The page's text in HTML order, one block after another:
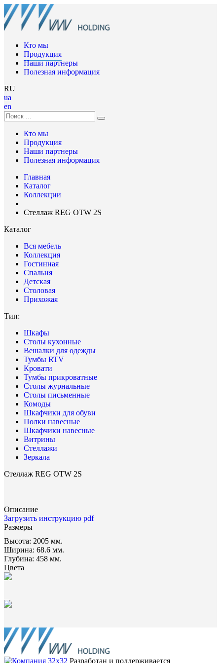
Кто мы
Продукция
Наши партнеры
Полезная информация
RU
ua
en
Кто мы
Продукция
Наши партнеры
Полезная информация
Главная
Каталог
Коллекции
Стеллаж REG OTW 2S
Каталог
Вся мебель
Коллекция
Гостинная
Спальня
Детская
Столовая
Прихожая
Тип:
Шкафы
Столы кухонные
Вешалки для одежды
Тумбы RTV
Кровати
Тумбы прикроватные
Столы журнальные
Столы письменные
Комоды
Шкафчики для обуви
Полки навесные
Шкафчики навесные
Витрины
Стеллажи
Зеркала
Стеллаж REG OTW 2S
Описание
Загрузить инструкцию pdf
Размеры
Высота: 2005 мм.
Ширина: 68.6 мм.
Глубина: 458 мм.
Цвета
Разработан и поддерживается